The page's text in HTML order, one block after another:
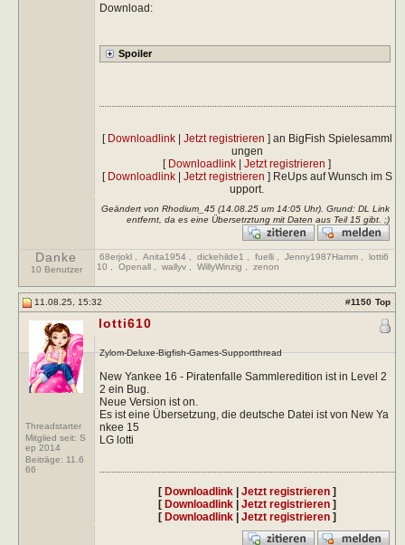
Download:
[ Downloadlink| Jetzt registrieren ] an BigFish Spielesamml
ungen
[ Downloadlink |Jetzt registrieren ]
[ Downloadlink| Jetzt registrieren ] ReUps auf Wunsch im S
upport.
Geändert von Rhodium_45 (14.08.25 um 14:05Uhr). Grund: DL Link
entfernt, da es eine Übersetrztung mit Daten aus Teil 15 gibt. ;)
Danke
10 Benutzer
68erjokl Anita1954 dickehilde1 fuelli Jenny1987Hamm
lotti6
10
Openall wallyv WillyWinzig zenon
11.08.25, 15:32 #1150 Top
Threadstarter
Mitglied seit: S
ep 2014
Beiträge: 11.6
66
lotti610
Zylom-Deluxe-Bigfish-Games-Supportthread
New Yankee 16 - Piratenfalle Sammleredition ist in Level 2
2 ein Bug.
Neue Version ist on.
Es ist eine Übersetzung, die deutsche Datei ist von New Ya
nkee 15
LG lotti
[ Downloadlink| Jetzt registrieren]
[ Downloadlink| Jetzt registrieren]
[ Downloadlink| Jetzt registrieren]